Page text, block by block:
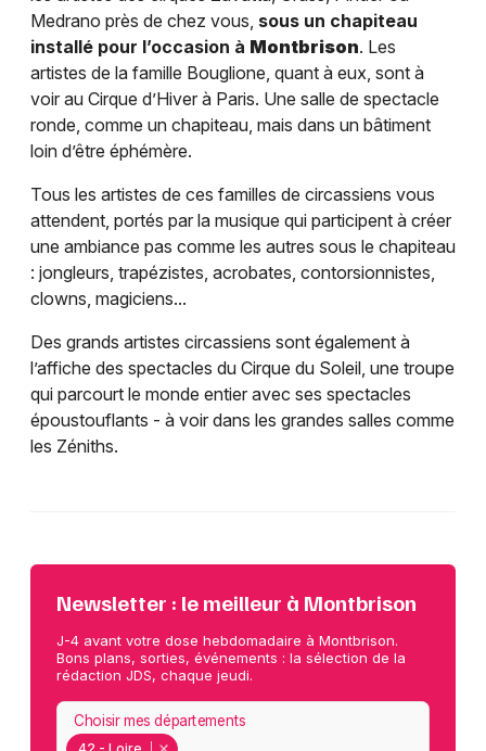
Medrano près de chez vous, sous un chapiteau
installé pour l’occasion à Montbrison. Les
artistes de la famille Bouglione, quant à eux, sont à
voir au Cirque d’Hiver à Paris. Une salle de spectacle
ronde, comme un chapiteau, mais dans un bâtiment
loin d’être éphémère.
Tous les artistes de ces familles de circassiens vous
attendent, portés par la musique qui participent à créer
une ambiance pas comme les autres sous le chapiteau
: jongleurs, trapézistes, acrobates, contorsionnistes,
clowns, magiciens...
Des grands artistes circassiens sont également à
l’affiche des spectacles du Cirque du Soleil, une troupe
qui parcourt le monde entier avec ses spectacles
époustouflants - à voir dans les grandes salles comme
les Zéniths.
Newsletter : le meilleur à Montbrison
J-4 avant votre dose hebdomadaire à Montbrison.
Bons plans, sorties, événements : la sélection de la
rédaction JDS, chaque jeudi.
Choisir mes départements